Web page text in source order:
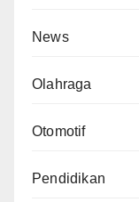
News
Olahraga
Otomotif
Pendidikan